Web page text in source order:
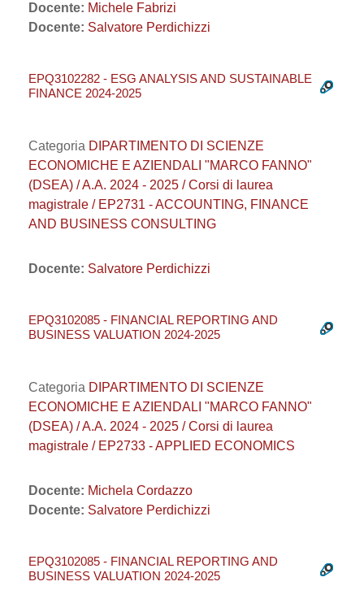
Docente: Michele Fabrizi
Docente: Salvatore Perdichizzi
EPQ3102282 - ESG ANALYSIS AND SUSTAINABLE
FINANCE 2024-2025
Categoria DIPARTIMENTO DI SCIENZE
ECONOMICHE E AZIENDALI "MARCO FANNO"
(DSEA) / A.A. 2024 - 2025 / Corsi di laurea
magistrale / EP2731 - ACCOUNTING, FINANCE
AND BUSINESS CONSULTING
Docente: Salvatore Perdichizzi
EPQ3102085 - FINANCIAL REPORTING AND
BUSINESS VALUATION 2024-2025
Categoria DIPARTIMENTO DI SCIENZE
ECONOMICHE E AZIENDALI "MARCO FANNO"
(DSEA) / A.A. 2024 - 2025 / Corsi di laurea
magistrale / EP2733 - APPLIED ECONOMICS
Docente: Michela Cordazzo
Docente: Salvatore Perdichizzi
EPQ3102085 - FINANCIAL REPORTING AND
BUSINESS VALUATION 2024-2025